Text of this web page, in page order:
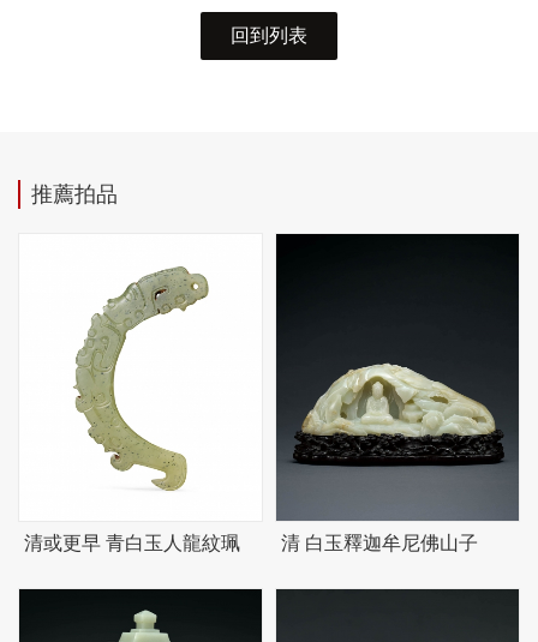
回到列表
推薦拍品
清或更早 青白玉人龍紋珮 清 白玉釋迦牟尼佛山子